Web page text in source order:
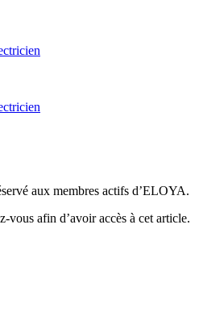
aux membres actifs d’ELOYA.
vous afin d’avoir accès à cet article.